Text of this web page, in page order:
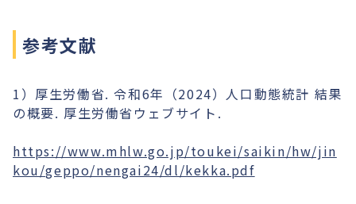
参考文献
1）厚生労働省. 令和6年（2024）人口動態統計 結果
の概要. 厚生労働省ウェブサイト.
https://www.mhlw.go.jp/toukei/saikin/hw/jin
kou/geppo/nengai24/dl/kekka.pdf